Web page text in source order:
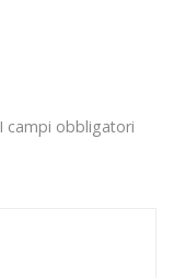
I campi obbligatori